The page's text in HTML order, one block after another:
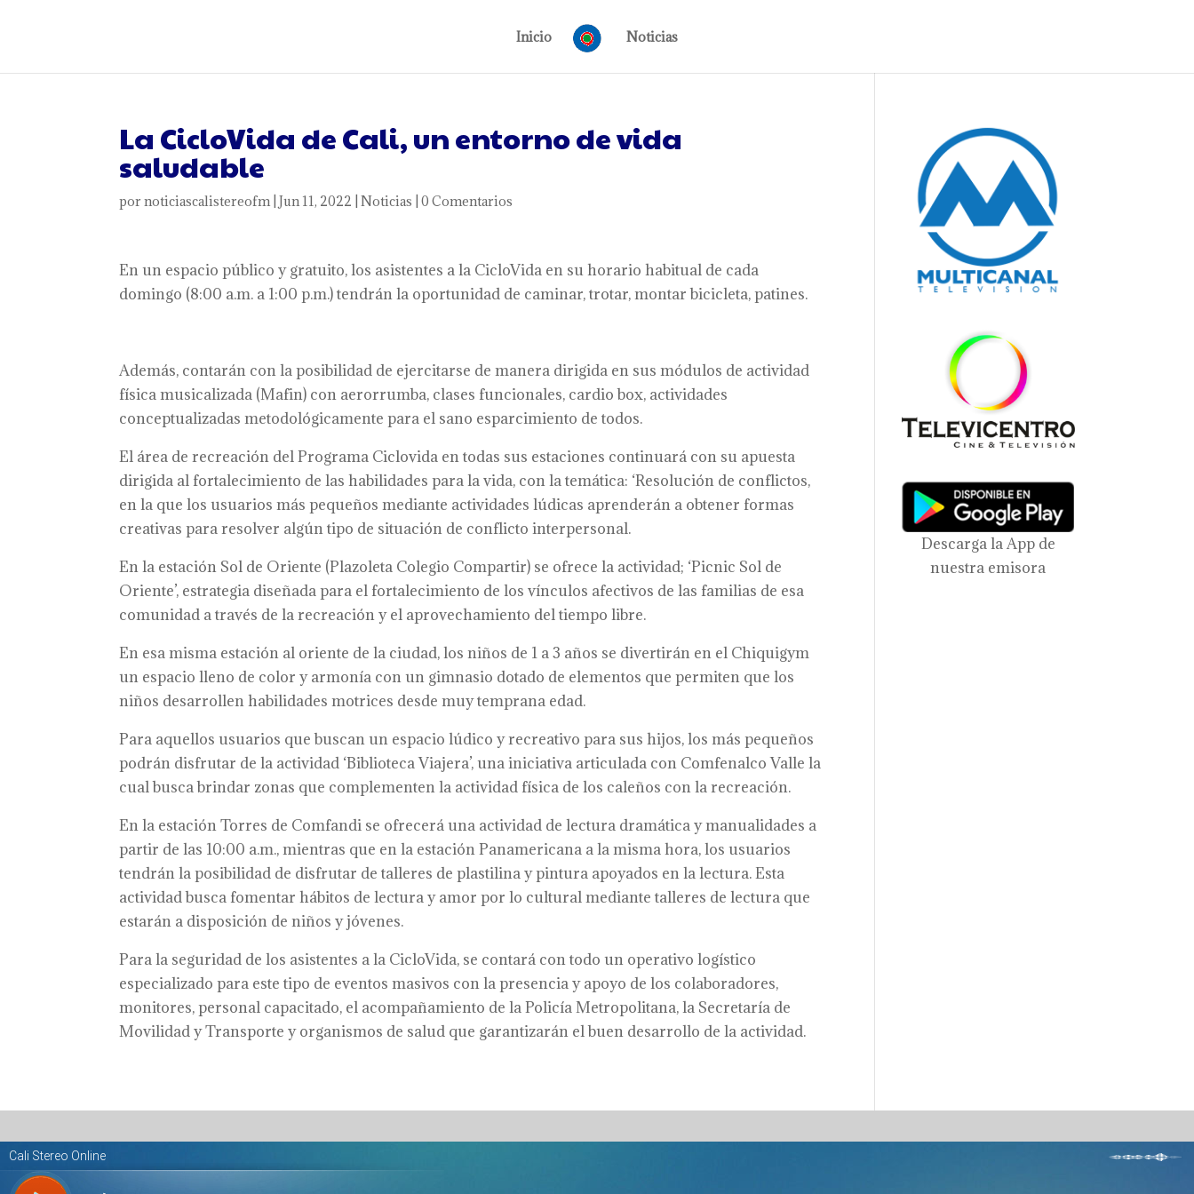
Inicio Noticias
La CicloVida de Cali, un entorno de vida
saludable
pornoticiascalistereofm|Jun 11, 2022 |Noticias |0 Comentarios
En un espacio público y gratuito, los asistentes a la CicloVida en su horario habitual de cada
domingo (8:00 a.m. a 1:00 p.m.) tendrán la oportunidad de caminar, trotar, montar bicicleta, patines.
Además, contarán con la posibilidad de ejercitarse de manera dirigida en sus módulos de actividad
física musicalizada (Mafin) con aerorrumba, clases funcionales, cardio box, actividades
conceptualizadas metodológicamente para el sano esparcimiento de todos.
El área de recreación del Programa Ciclovida en todas sus estaciones continuará con su apuesta
dirigida al fortalecimiento de las habilidades para la vida, con la temática: ‘Resolución de conflictos,
en la que los usuarios más pequeños mediante actividades lúdicas aprenderán a obtener formas
creativas para resolver algún tipo de situación de conflicto interpersonal.
En la estación Sol de Oriente (Plazoleta Colegio Compartir) se ofrece la actividad; ‘Picnic Sol de
Oriente’, estrategia diseñada para el fortalecimiento de los vínculos afectivos de las familias de esa
comunidad a través de la recreación y el aprovechamiento del tiempo libre.
En esa misma estación al oriente de la ciudad, los niños de 1 a 3 años se divertirán en el Chiquigym
un espacio lleno de color y armonía con un gimnasio dotado de elementos que permiten que los
niños desarrollen habilidades motrices desde muy temprana edad.
Para aquellos usuarios que buscan un espacio lúdico y recreativo para sus hijos, los más pequeños
podrán disfrutar de la actividad ‘Biblioteca Viajera’, una iniciativa articulada con Comfenalco Valle la
cual busca brindar zonas que complementen la actividad física de los caleños con la recreación.
En la estación Torres de Comfandi se ofrecerá una actividad de lectura dramática y manualidades a
partir de las 10:00 a.m., mientras que en la estación Panamericana a la misma hora, los usuarios
tendrán la posibilidad de disfrutar de talleres de plastilina y pintura apoyados en la lectura. Esta
actividad busca fomentar hábitos de lectura y amor por lo cultural mediante talleres de lectura que
estarán a disposición de niños y jóvenes.
Para la seguridad de los asistentes a la CicloVida, se contará con todo un operativo logístico
especializado para este tipo de eventos masivos con la presencia y apoyo de los colaboradores,
monitores, personal capacitado, el acompañamiento de la Policía Metropolitana, la Secretaría de
Movilidad y Transporte y organismos de salud que garantizarán el buen desarrollo de la actividad.
Descarga la App de
nuestra emisora